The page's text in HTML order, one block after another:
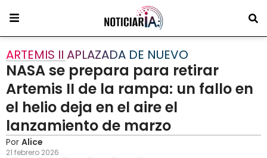
ARTEMIS II APLAZADA DE NUEVO
NASA se prepara para retirar
Artemis II de la rampa: un fallo en
el helio deja en el aire el
lanzamiento de marzo
Por Alice
21 febrero 2026